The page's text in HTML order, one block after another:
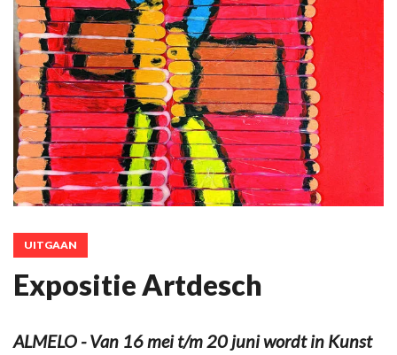
UITGAAN
Expositie Artdesch
ALMELO - Van 16 mei t/m 20 juni wordt in Kunst